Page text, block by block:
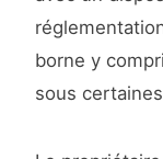
borne y
sous